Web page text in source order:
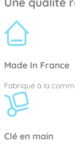
Made In France
Fabriqué à la
Clé en main